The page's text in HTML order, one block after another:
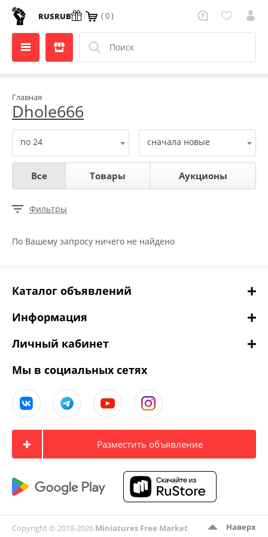
RUSRUB ( 0 )
Главная
Dhole666
Фильтры
Все Товары Аукционы
по 24 сначала новые
По Вашему запросу ничего не найдено
Каталог объявлений
Информация
Личный кабинет
Мы в социальных сетях
Разместить объявление
Наверх
Copyright © 2018-2026 Miniatures Free Market